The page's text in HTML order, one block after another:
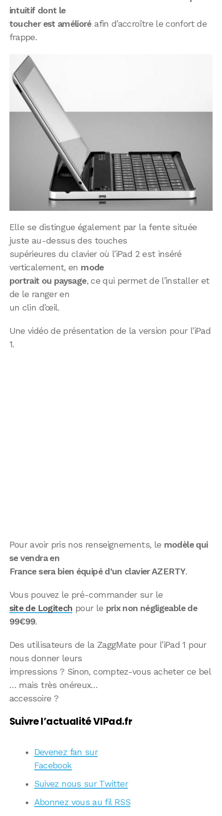
intuitif dont le
toucher est amélioréafin d’accroître le confort de
frappe.
Elle se distingue également par la fente située
juste au-dessus des touches
supérieures du clavier où l’iPad 2 est inséré
verticalement, en mode
portrait ou paysage, ce qui permet de l’installer et
de le ranger en
un clin d’œil.
Une vidéo de présentation de la version pour l’iPad
1.
Pour avoir pris nos renseignements, le modèle qui
se vendra en
France sera bien équipé d’un clavier AZERTY.
Vous pouvez le pré-commander sur le
site de Logitech pour le prix non négligeable de
99€99.
Des utilisateurs de la ZaggMate pour l’iPad 1 pour
nous donner leurs
impressions ? Sinon, comptez-vous acheter ce bel
… mais très onéreux…
accessoire ?
Suivre l’actualité VIPad.fr
Devenez fan sur
Facebook
Suivez nous sur Twitter
Abonnez vous au fil RSS